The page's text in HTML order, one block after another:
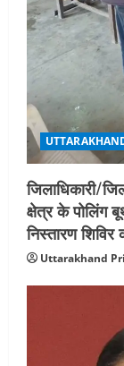
जिलाधिकारी/
क्षेत्र के पोलिंग
निस्तारण
Uttarakhand